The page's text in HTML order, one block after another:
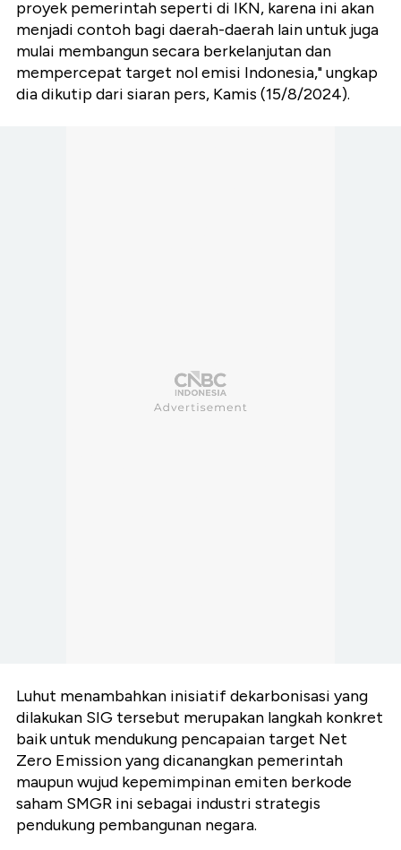
proyek pemerintah seperti di IKN, karena ini akan
menjadi contoh bagi daerah-daerah lain untuk juga
mulai membangun secara berkelanjutan dan
mempercepat target nol emisi Indonesia," ungkap
dia dikutip dari siaran pers, Kamis (15/8/2024).
Luhut menambahkan inisiatif dekarbonisasi yang
dilakukan SIG tersebut merupakan langkah konkret
baik untuk mendukung pencapaian target Net
Zero Emission yang dicanangkan pemerintah
maupun wujud kepemimpinan emiten berkode
saham SMGR ini sebagai industri strategis
pendukung pembangunan negara.